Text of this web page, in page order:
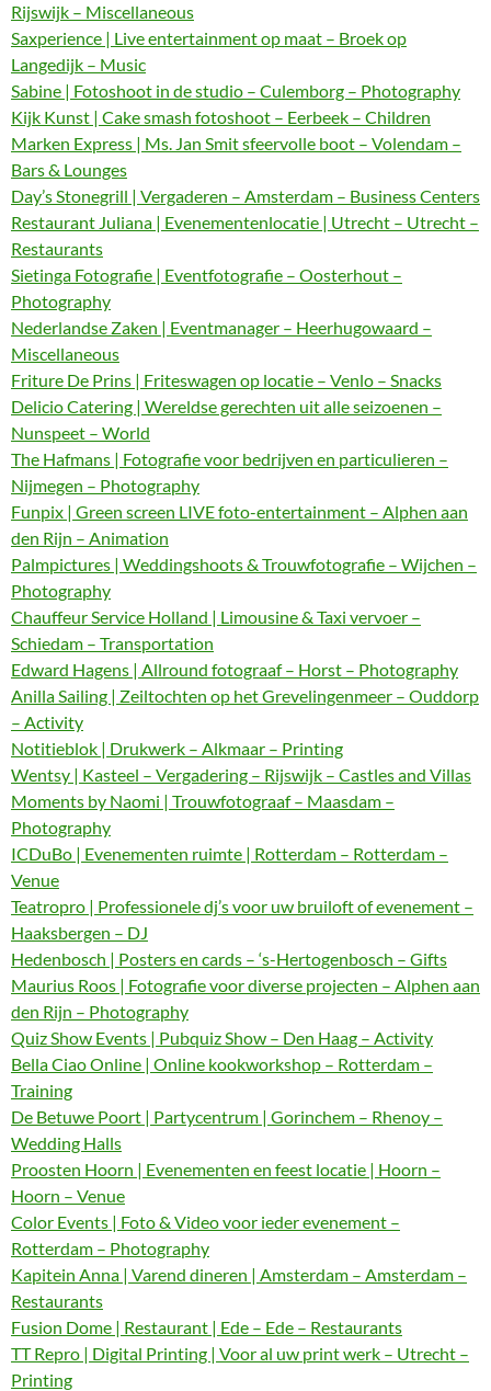
Rijswijk – Miscellaneous
Saxperience | Live entertainment op maat – Broek op
Langedijk – Music
Sabine | Fotoshoot in de studio – Culemborg – Photography
Kijk Kunst | Cake smash fotoshoot – Eerbeek – Children
Marken Express | Ms. Jan Smit sfeervolle boot – Volendam –
Bars & Lounges
Day’s Stonegrill | Vergaderen – Amsterdam – Business Centers
Restaurant Juliana | Evenementenlocatie | Utrecht – Utrecht –
Restaurants
Sietinga Fotografie | Eventfotografie – Oosterhout –
Photography
Nederlandse Zaken | Eventmanager – Heerhugowaard –
Miscellaneous
Friture De Prins | Friteswagen op locatie – Venlo – Snacks
Delicio Catering | Wereldse gerechten uit alle seizoenen –
Nunspeet – World
The Hafmans | Fotografie voor bedrijven en particulieren –
Nijmegen – Photography
Funpix | Green screen LIVE foto-entertainment – Alphen aan
den Rijn – Animation
Palmpictures | Weddingshoots & Trouwfotografie – Wijchen –
Photography
Chauffeur Service Holland | Limousine & Taxi vervoer –
Schiedam – Transportation
Edward Hagens | Allround fotograaf – Horst – Photography
Anilla Sailing | Zeiltochten op het Grevelingenmeer – Ouddorp
– Activity
Notitieblok | Drukwerk – Alkmaar – Printing
Wentsy | Kasteel – Vergadering – Rijswijk – Castles and Villas
Moments by Naomi | Trouwfotograaf – Maasdam –
Photography
ICDuBo | Evenementen ruimte | Rotterdam – Rotterdam –
Venue
Teatropro | Professionele dj’s voor uw bruiloft of evenement –
Haaksbergen – DJ
Hedenbosch | Posters en cards – ‘s-Hertogenbosch – Gifts
Maurius Roos | Fotografie voor diverse projecten – Alphen aan
den Rijn – Photography
Quiz Show Events | Pubquiz Show – Den Haag – Activity
Bella Ciao Online | Online kookworkshop – Rotterdam –
Training
De Betuwe Poort | Partycentrum | Gorinchem – Rhenoy –
Wedding Halls
Proosten Hoorn | Evenementen en feest locatie | Hoorn –
Hoorn – Venue
Color Events | Foto & Video voor ieder evenement –
Rotterdam – Photography
Kapitein Anna | Varend dineren | Amsterdam – Amsterdam –
Restaurants
Fusion Dome | Restaurant | Ede – Ede – Restaurants
TT Repro | Digital Printing | Voor al uw print werk – Utrecht –
Printing